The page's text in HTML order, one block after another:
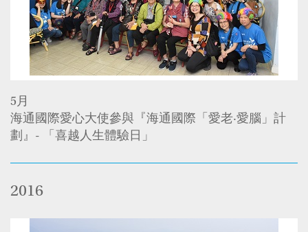
5月
海通國際愛心大使參與『海通國際「愛老‧愛腦」計
劃』- 「喜越人生體驗日」
2016